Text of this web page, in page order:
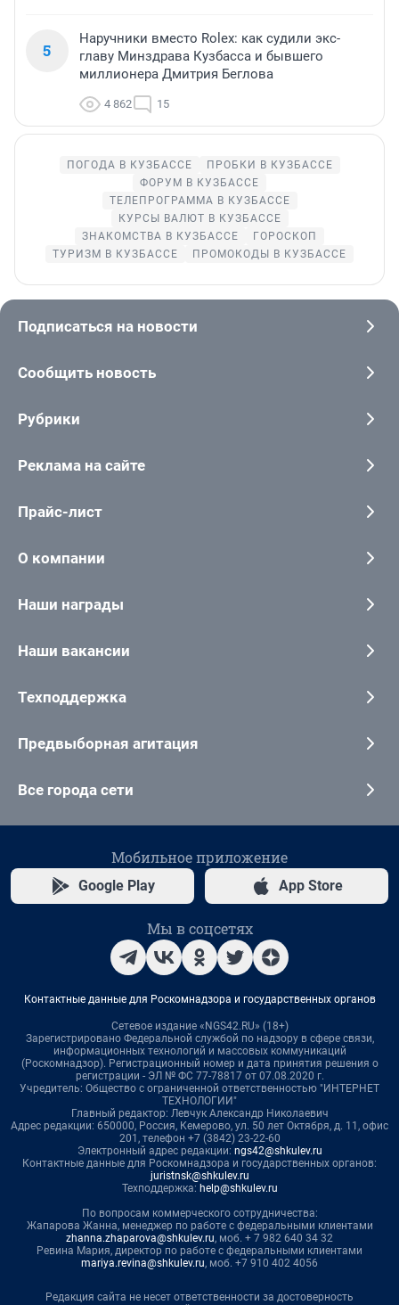
5
Наручники вместо Rolex: как судили экс-
главу Минздрава Кузбасса и бывшего
миллионера Дмитрия Беглова
4 862 15
ПОГОДА В КУЗБАССЕ
ПРОБКИ В КУЗБАССЕ
ФОРУМ В КУЗБАССЕ
ТЕЛЕПРОГРАММА В КУЗБАССЕ
КУРСЫ ВАЛЮТ В КУЗБАССЕ
ЗНАКОМСТВА В КУЗБАССЕ
ГОРОСКОП
ТУРИЗМ В КУЗБАССЕ
ПРОМОКОДЫ В КУЗБАССЕ
Подписаться на новости
Сообщить новость
Рубрики
Реклама на сайте
Прайс-лист
О компании
Наши награды
Наши вакансии
Техподдержка
Предвыборная агитация
Все города сети
Мобильное приложение
Google Play App Store
Мы в соцсетях
Контактные данные для Роскомнадзора и государственных органов
Сетевое издание «NGS42.RU» (18+)
Зарегистрировано Федеральной службой по надзору в сфере связи,
информационных технологий и массовых коммуникаций
(Роскомнадзор). Регистрационный номер и дата принятия решения о
регистрации - ЭЛ № ФС 77-78817 от 07.08.2020 г.
Учредитель: Общество с ограниченной ответственностью "ИНТЕРНЕТ
ТЕХНОЛОГИИ"
Главный редактор: Левчук Александр Николаевич
Адрес редакции: 650000, Россия, Кемерово, ул. 50 лет Октября, д. 11, офис
201, телефон +7 (3842) 23-22-60
Электронный адрес редакции: ngs42@shkulev.ru
Контактные данные для Роскомнадзора и государственных органов:
juristnsk@shkulev.ru
Техподдержка: help@shkulev.ru
По вопросам коммерческого сотрудничества:
Жапарова Жанна, менеджер по работе с федеральными клиентами
zhanna.zhaparova@shkulev.ru, моб. + 7 982 640 34 32
Ревина Мария, директор по работе с федеральными клиентами
mariya.revina@shkulev.ru, моб. +7 910 402 4056
Редакция сайта не несет ответственности за достоверность